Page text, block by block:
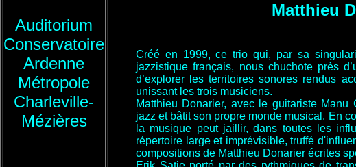
Auditorium
Conservatoire
Ardenne
Métropole
Charleville-
Mézières
Matthieu
Créé en 1999, ce trio qui, par sa
jazzistique français, nous chuchote près
d’explorer les territoires sonores rendus
unissant les trois musiciens.
Matthieu Donarier, avec le guitariste
jazz et bâtit son propre monde musical. En
la musique peut jaillir, dans toutes les
répertoire large et imprévisible, truffé
compositions de Matthieu Donarier écrites